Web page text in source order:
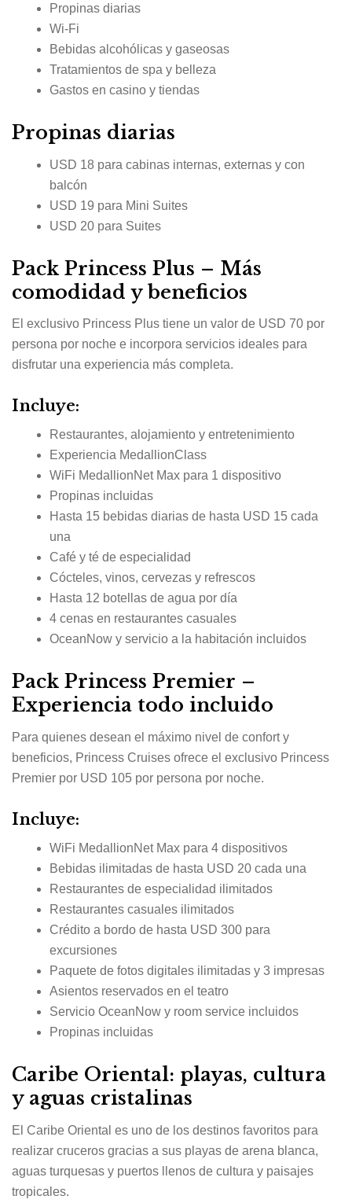
Propinas diarias
Wi-Fi
Bebidas alcohólicas y gaseosas
Tratamientos de spa y belleza
Gastos en casino y tiendas
Propinas diarias
USD 18 para cabinas internas, externas y con
balcón
USD 19 para Mini Suites
USD 20 para Suites
Pack Princess Plus – Más
comodidad y beneficios
El exclusivo Princess Plus tiene un valor de USD 70 por
persona por noche e incorpora servicios ideales para
disfrutar una experiencia más completa.
Incluye:
Restaurantes, alojamiento y entretenimiento
Experiencia MedallionClass
WiFi MedallionNet Max para 1 dispositivo
Propinas incluidas
Hasta 15 bebidas diarias de hasta USD 15 cada
una
Café y té de especialidad
Cócteles, vinos, cervezas y refrescos
Hasta 12 botellas de agua por día
4 cenas en restaurantes casuales
OceanNow y servicio a la habitación incluidos
Pack Princess Premier –
Experiencia todo incluido
Para quienes desean el máximo nivel de confort y
beneficios, Princess Cruises ofrece el exclusivo Princess
Premier por USD 105 por persona por noche.
Incluye:
WiFi MedallionNet Max para 4 dispositivos
Bebidas ilimitadas de hasta USD 20 cada una
Restaurantes de especialidad ilimitados
Restaurantes casuales ilimitados
Crédito a bordo de hasta USD 300 para
excursiones
Paquete de fotos digitales ilimitadas y 3 impresas
Asientos reservados en el teatro
Servicio OceanNow y room service incluidos
Propinas incluidas
Caribe Oriental: playas, cultura
y aguas cristalinas
El Caribe Oriental es uno de los destinos favoritos para
realizar cruceros gracias a sus playas de arena blanca,
aguas turquesas y puertos llenos de cultura y paisajes
tropicales.